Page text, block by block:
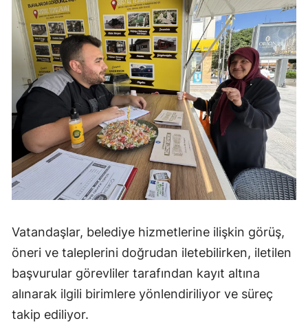
Iğdır
Yalova
Karabük
Kilis
Osmaniye
Düzce
Vatandaşlar, belediye hizmetlerine ilişkin görüş,
öneri ve taleplerini doğrudan iletebilirken, iletilen
başvurular görevliler tarafından kayıt altına
alınarak ilgili birimlere yönlendiriliyor ve süreç
takip ediliyor.